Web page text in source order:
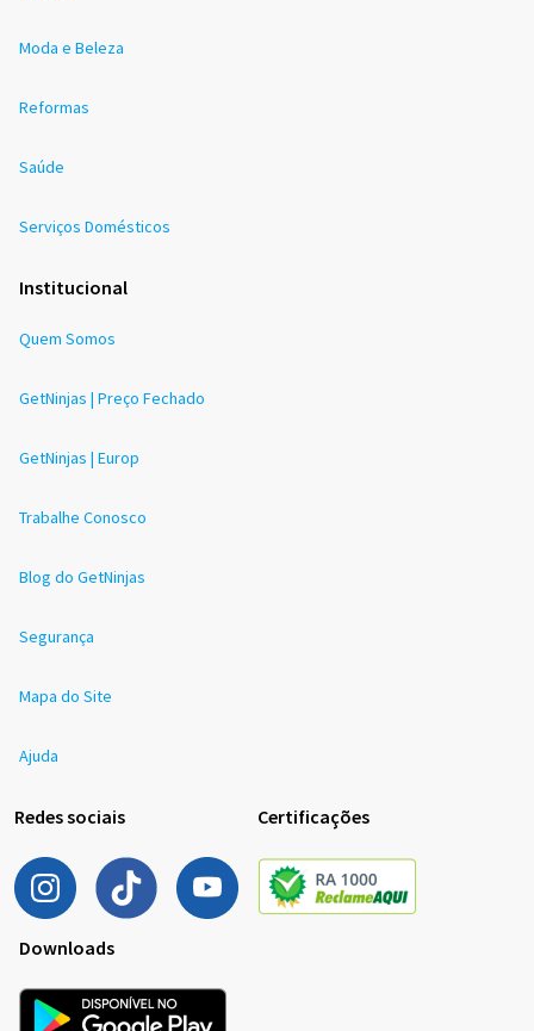
Moda e Beleza
Reformas
Saúde
Serviços Domésticos
Institucional
Quem Somos
GetNinjas | Preço Fechado
GetNinjas | Europ
Trabalhe Conosco
Blog do GetNinjas
Segurança
Mapa do Site
Ajuda
Redes sociais Certificações
Downloads